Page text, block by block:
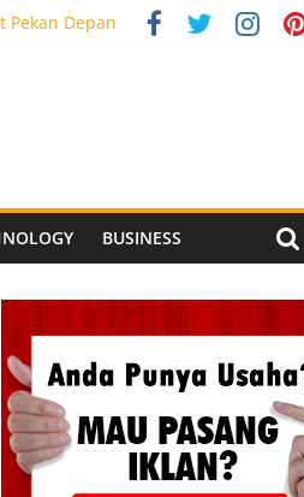
Pekan Depan
Tracking
BUSINESS